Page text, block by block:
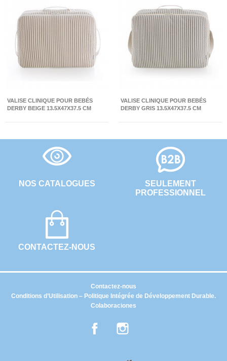
VALISE CLINIQUE POUR BEBÉS
DERBY BEIGE 13.5X47X37.5 CM
VALISE CLINIQUE POUR BEBÉS
DERBY GRIS 13.5X47X37.5 CM
NOS CATALOGUES
CONTACTEZ-NOUS
SEULEMENT
PROFESSIONNEL
Conditions d’Utilisation – Politique Intégrée de Développement Durable.
Colaboraciones
Contactez-nous
Facebook